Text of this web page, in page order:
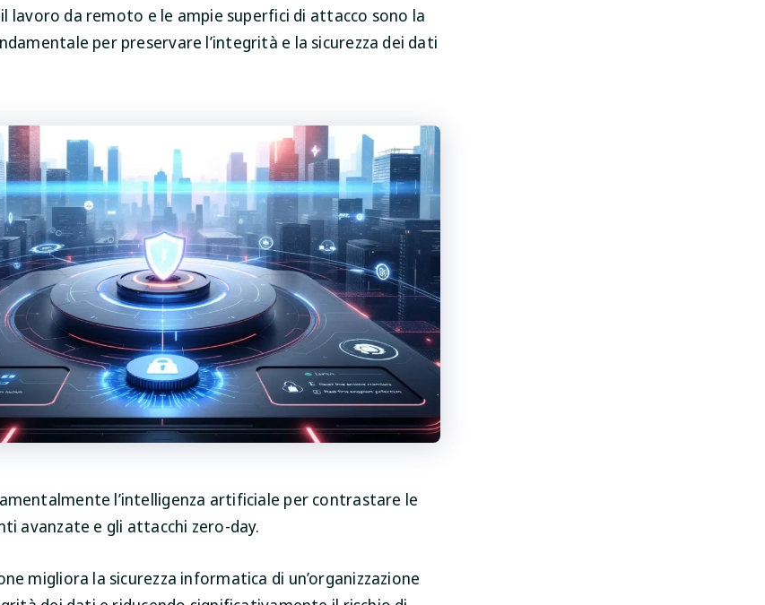
il lavoro da remoto e le ampie superfici di attacco sono la
per preservare l’integrità e la sicurezza dei dati
l’intelligenza artificiale per contrastare le
avanzate e gli attacchi zero-day.
migliora la sicurezza informatica di un’organizzazione